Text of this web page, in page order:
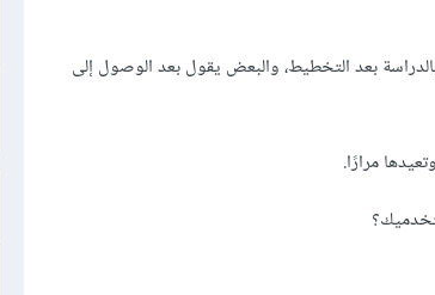
بعد التخطيط، والبعض يقول بعد الوصول إلى
مرارًا.